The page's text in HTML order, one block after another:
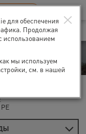
RU EN
×
для обеспечения
Продолжая
использованием
мы используем
см. в нашей